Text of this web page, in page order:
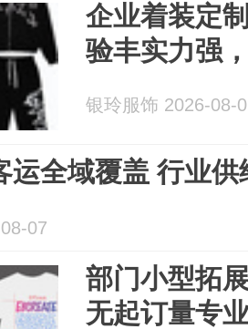
企业着装定
验丰实力强
银玲服饰 2026-08-
运全域覆盖 行业
07
部门小型拓
无起订量专